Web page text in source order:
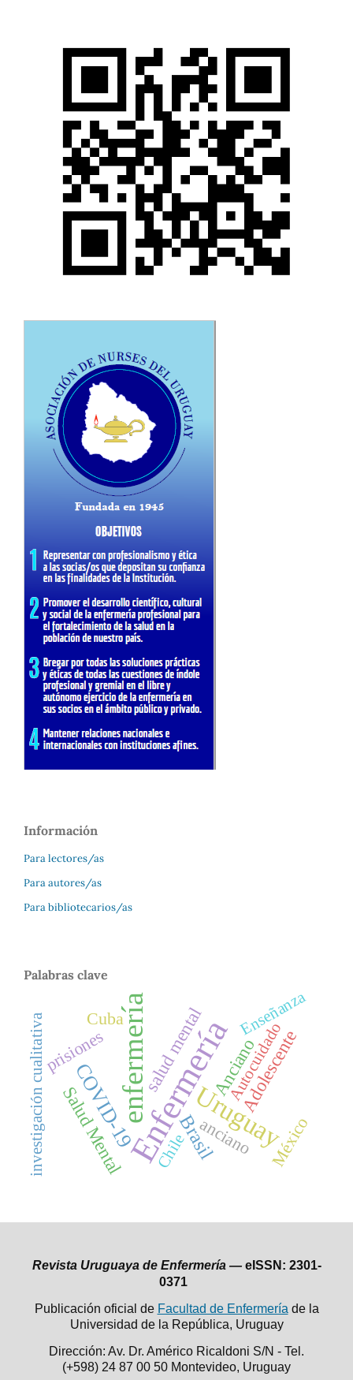
Información
Para lectores/as
Para autores/as
Para bibliotecarios/as
Palabras clave
Enfermería
enfermería Uruguay
COVID-19 Brasil
Adolescente
Anciano
Salud Mental
salud mental
prisiones
México
Cuba
anciano
Enseñanza
investigación cualitativa Autocuidado
Chile
Revista Uruguaya de Enfermería — eISSN: 2301-
0371
Publicación oficial de Facultad de Enfermería de la
Universidad de la República, Uruguay
Dirección: Av. Dr. Américo Ricaldoni S/N - Tel.
(+598) 24 87 00 50 Montevideo, Uruguay